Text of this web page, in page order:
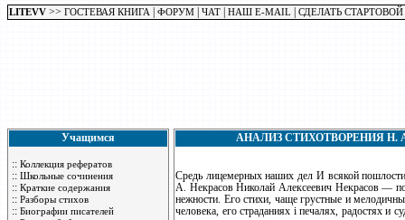
LITEVV >> ГОСТЕВАЯ КНИГА ФОРУМ ЧАТ НАШ E-MAIL СДЕЛАТЬ СТАРТОВОЙ
Учащимся
:: Коллекция рефератов
:: Школьные сочинения
:: Краткие содержания
:: Разборы стихов
:: Биографии писателей
АНАЛИЗ СТИХОТВОРЕНИЯ Н.
Средь лицемерных наших дел И всякой
А. Некрасов Николай Алексеевич Некрасов —
нежности. Его стихи, чаще грустные и
человека, его страданиях i печалях, радостях и